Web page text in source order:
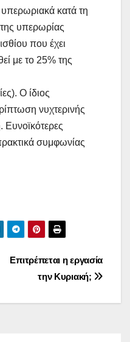
υπερωριακά κατά τη
υπερωρίας
που έχει
με το 25% της
Ο ίδιος
νυχτερινής
Ευνοϊκότερες
συμφωνίας
Επιτρέπεται η εργασία
την Κυριακή;